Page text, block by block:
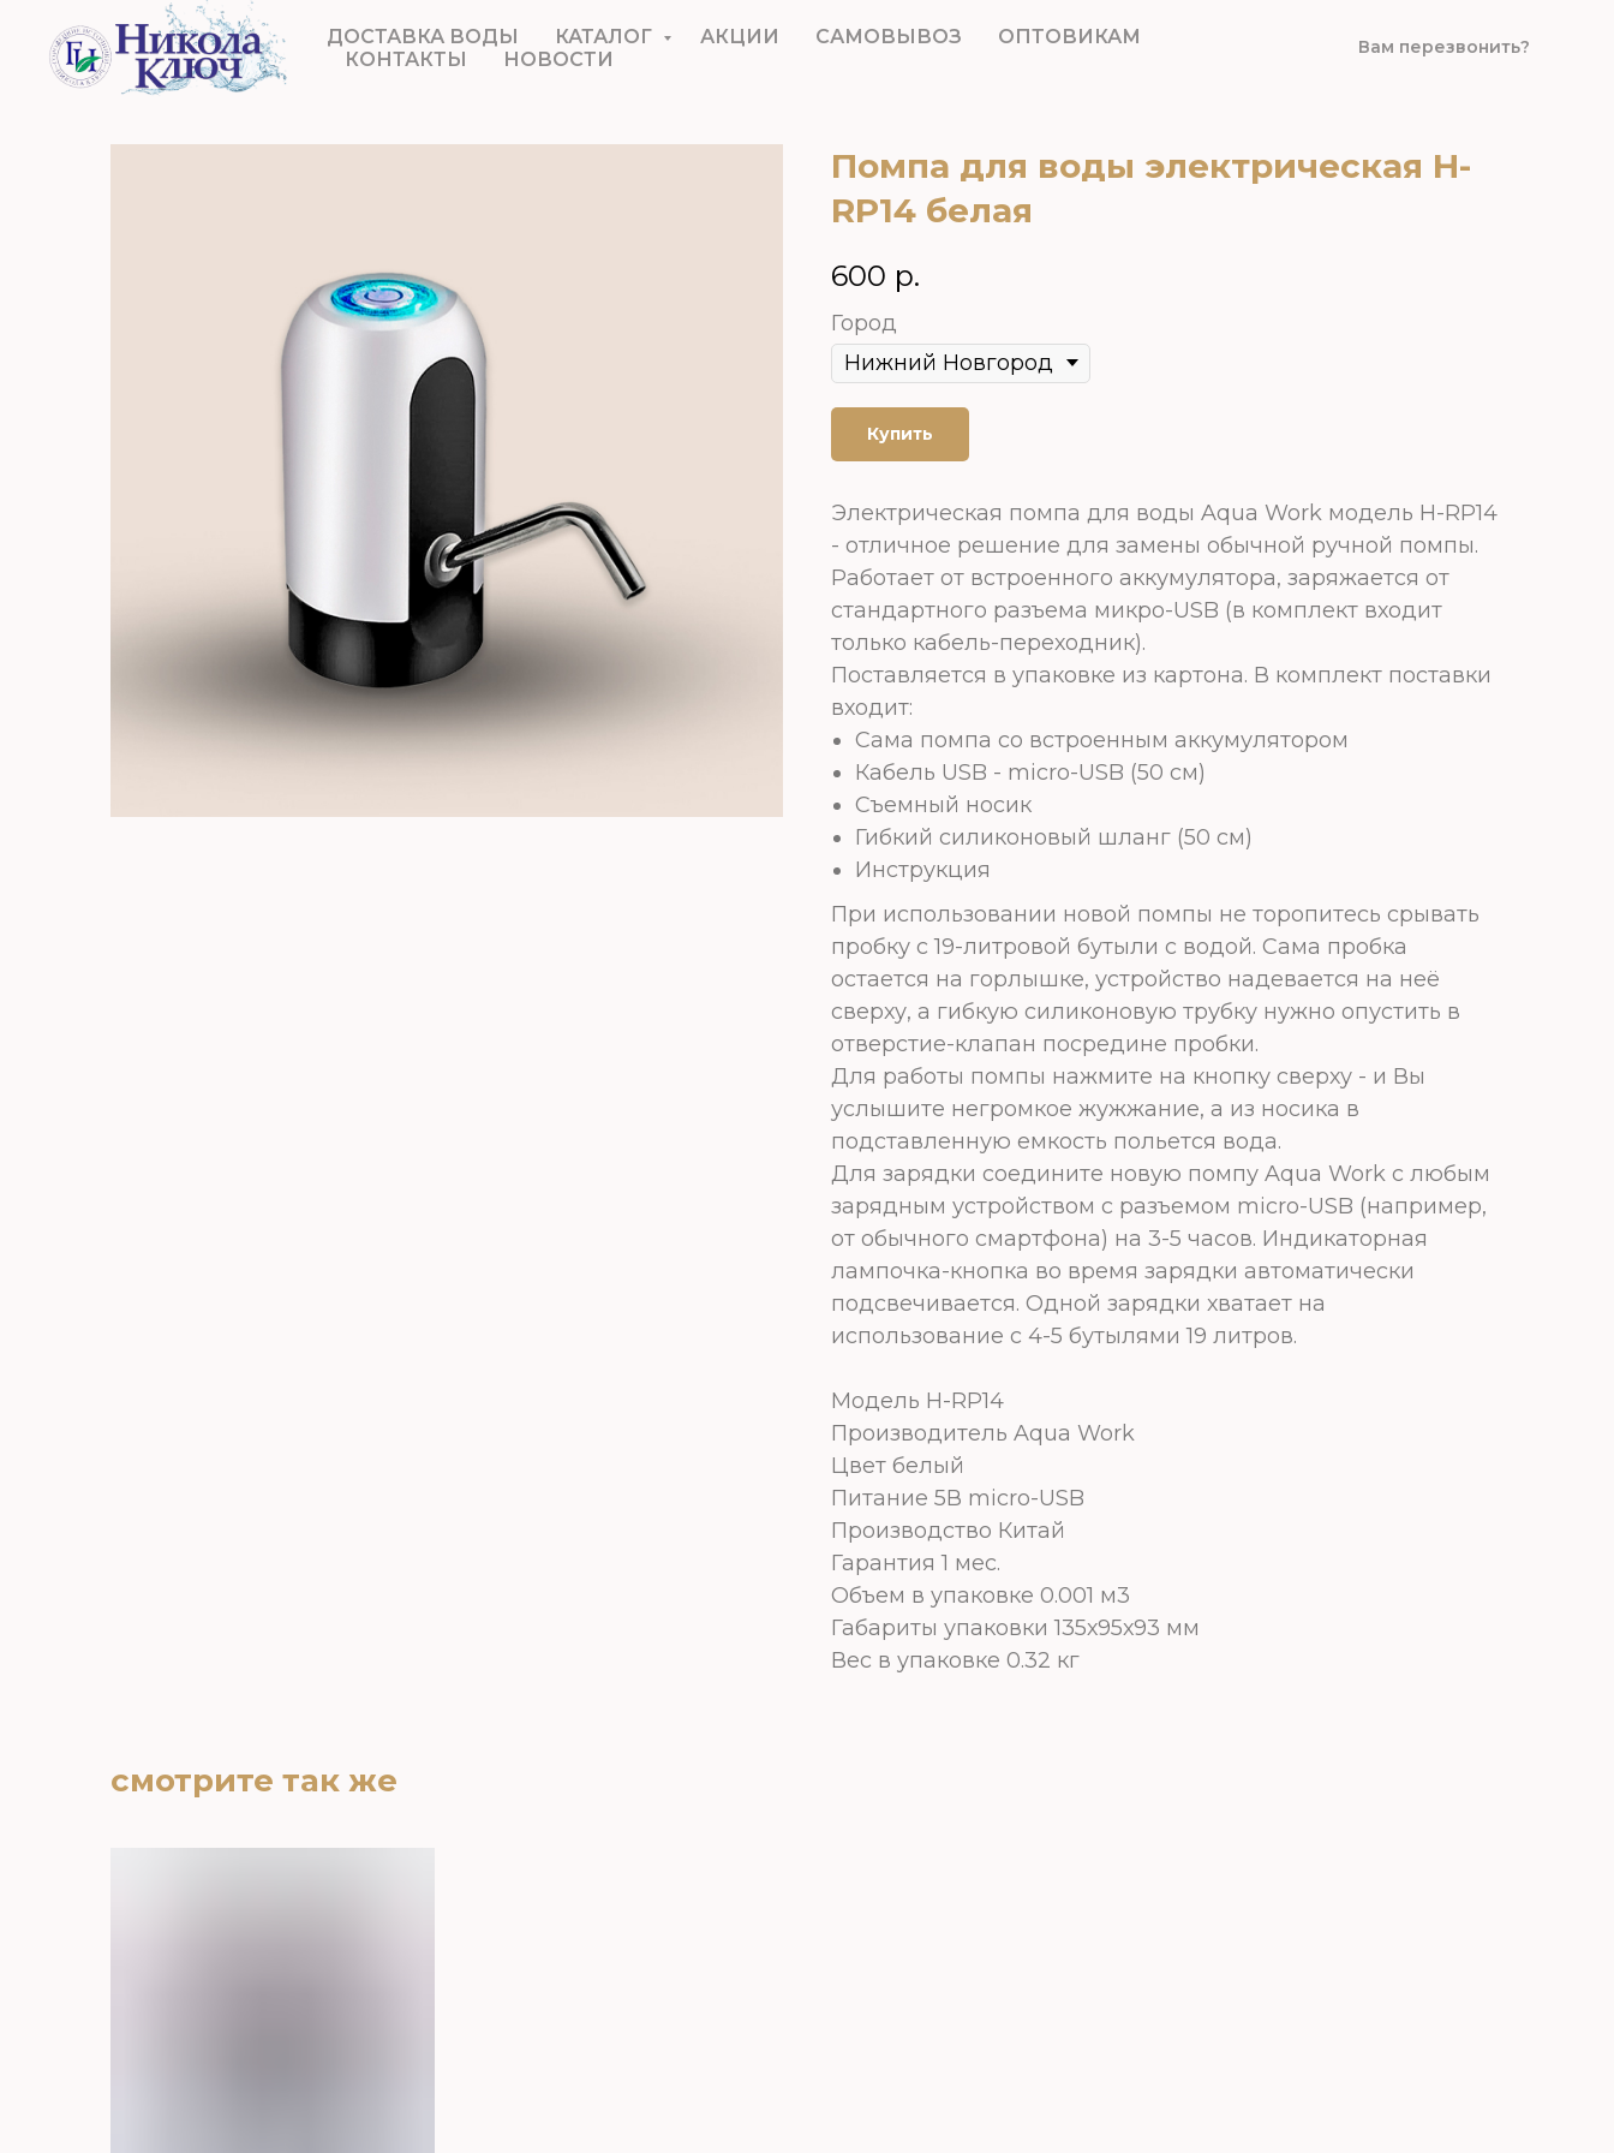
ДОСТАВКА ВОДЫ КАТАЛОГ АКЦИИ САМОВЫВОЗ
ОПТОВИКАМ
КОНТАКТЫ
НОВОСТИ
Вам перезвонить?
Помпа для воды электрическая H-
RP14 белая
600 р.
Город
Купить
Электрическая помпа для воды Aqua Work модель H-RP14
- отличное решение для замены обычной ручной помпы.
Работает от встроенного аккумулятора, заряжается от
стандартного разъема микро-USB (в комплект входит
только кабель-переходник).
Поставляется в упаковке из картона. В комплект поставки
входит:
Сама помпа со встроенным аккумулятором
Кабель USB - micro-USB (50 см)
Съемный носик
Гибкий силиконовый шланг (50 см)
Инструкция
При использовании новой помпы не торопитесь срывать
пробку с 19-литровой бутыли с водой. Сама пробка
остается на горлышке, устройство надевается на неё
сверху, а гибкую силиконовую трубку нужно опустить в
отверстие-клапан посредине пробки.
Для работы помпы нажмите на кнопку сверху - и Вы
услышите негромкое жужжание, а из носика в
подставленную емкость польется вода.
Для зарядки соедините новую помпу Aqua Work с любым
зарядным устройством с разъемом micro-USB (например,
от обычного смартфона) на 3-5 часов. Индикаторная
лампочка-кнопка во время зарядки автоматически
подсвечивается. Одной зарядки хватает на
использование с 4-5 бутылями 19 литров.
Модель H-RP14
Производитель Aqua Work
Цвет белый
Питание 5В micro-USB
Производство Китай
Гарантия 1 мес.
Объем в упаковке 0.001 м3
Габариты упаковки 135х95х93 мм
Вес в упаковке 0.32 кг
смотрите так же